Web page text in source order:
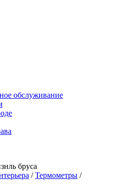
обслуживание
/Термометры /